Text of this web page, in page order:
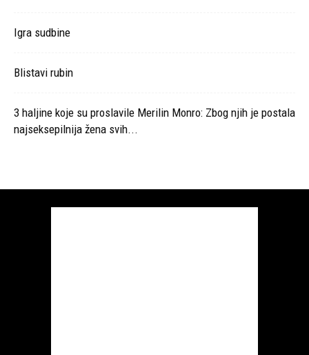
Igra sudbine
Blistavi rubin
3 haljine koje su proslavile Merilin Monro: Zbog njih je postala
najseksepilnija žena svih...